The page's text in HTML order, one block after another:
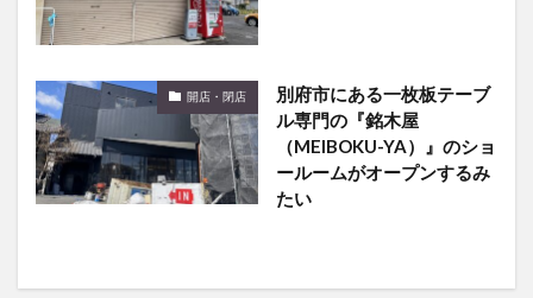
開店・閉店
別府市にある一枚板テーブ
ル専門の『銘木屋
（MEIBOKU-YA）』のショ
ールームがオープンするみ
たい